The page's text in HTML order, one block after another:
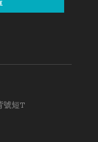
號短T